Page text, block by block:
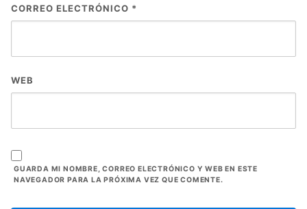
CORREO ELECTRÓNICO *
WEB
GUARDA MI NOMBRE, CORREO ELECTRÓNICO Y WEB EN ESTE
NAVEGADOR PARA LA PRÓXIMA VEZ QUE COMENTE.